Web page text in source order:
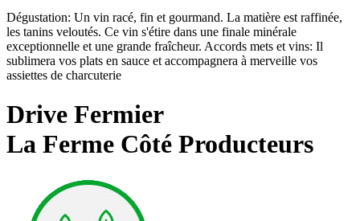
Dégustation: Un vin racé, fin et gourmand. La matière est raffinée,
les tanins veloutés. Ce vin s'étire dans une finale minérale
exceptionnelle et une grande fraîcheur. Accords mets et vins: Il
sublimera vos plats en sauce et accompagnera à merveille vos
assiettes de charcuterie
Drive Fermier
La Ferme Côté Producteurs